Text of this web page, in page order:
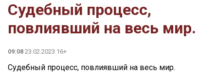
Судебный процесс,
повлиявший на весь мир.
09:08 23.02.2023 16+
Судебный процесс, повлиявший на весь мир.